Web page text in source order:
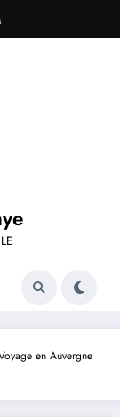
en Auvergne